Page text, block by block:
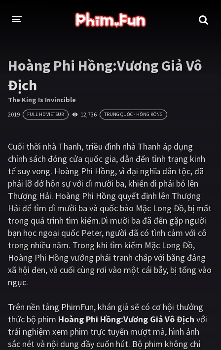
THỂ LOẠI
Thần thoại - Cổ trang
Tâm lý
Võ thuật - Kiếm hiệp Nhạc kịch
Phiêu lưu Hài hước
Viễn tưởng Khoa học - Tài liệu
Hoạt hình Thể thao
Tình cảm - Lãng mạn Kỳ ảo
Giật gân Gia đình
Bí ẩn Lịch sử
Viễn Tây Tiểu sử
QUỐC GIA
Âu - Mỹ Trung Quốc - Hồng Kông
Hoàng Phi Hồng:Vương Giả Vô
Địch
The King Is Invincible
2019 FULL HD VIETSUB 12,736 TRUNG QUỐC - HỒNG KÔNG
Cuối thời nhà Thanh, triều đình nhà Thanh áp dụng
chính sách đóng cửa quốc gia, dẫn đến tình trạng kinh
tế suy vong. Hoàng Phi Hồng, vì đại nghĩa dân tộc, đã
phải lỡ dở hôn sự với dì mười ba, khiến dì phải bỏ lên
Thượng Hải. Hoàng Phi Hồng quyết định lên Thượng
Hải để tìm dì mười ba và quốc bảo Mặc Long Đồ, bị mất
trong quá trình tìm kiếm.Dì mười ba đã đến gặp người
bạn học ngoại quốc Peter, người đã có tình cảm với cô
trong nhiều năm. Trong khi tìm kiếm Mặc Long Đồ,
Hoàng Phi Hồng vướng phải tranh chấp với băng đảng
xã hội đen, và cuối cùng rơi vào một cái bẫy, bị tống vào
ngục.
Trên nền tảng PhimFun, khán giả sẽ có cơ hội thưởng
thức bộ phim Hoàng Phi Hồng:Vương Giả Vô Địchvới
trải nghiệm xem phim trực tuyến mượt mà, hình ảnh
sắc nét và nội dung đầy cuốn hút. Bộ phim không chỉ